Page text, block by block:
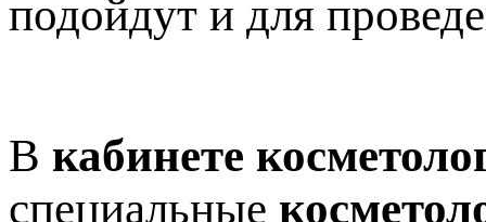
подойдут и для
В кабинете
специальные